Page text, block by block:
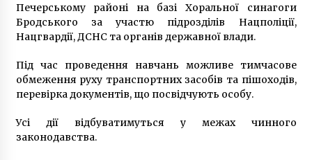
Печерському районі на базі Хоральної синагоги
Бродського за участю підрозділів Нацполіції,
Нацгвардії, ДСНС та органів державної влади.
Під час проведення навчань можливе тимчасове
обмеження руху транспортних засобів та пішоходів,
перевірка документів, що посвідчують особу.
Усі дії відбуватимуться у межах чинного
законодавства.